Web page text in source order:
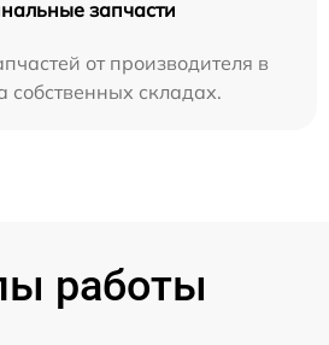
запчасти
от производителя в
собственных складах.
работы